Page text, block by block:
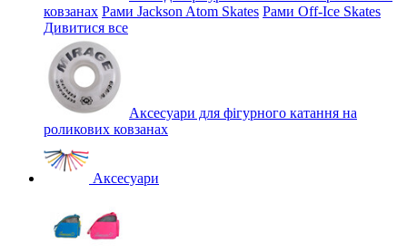
ковзанах Рами Jackson Atom Skates Рами Off-Ice Skates
Дивитися все
Аксесуари для фігурного катання на
роликових ковзанах
Аксесуари